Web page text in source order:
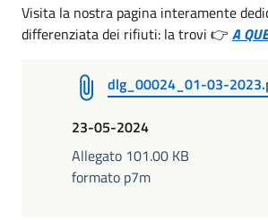
Visita la nostra pagina interamente
differenziata dei rifiuti: la trovi 👉 A
dlg_00024_01-03-
23-05-2024
Allegato 101.00 KB
formato p7m